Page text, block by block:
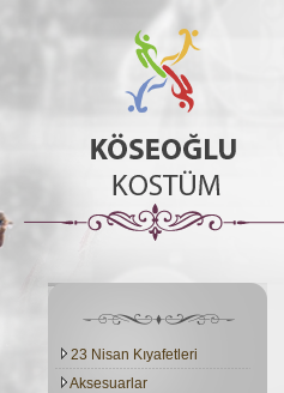
23 Nisan Kıyafetleri
Aksesuarlar